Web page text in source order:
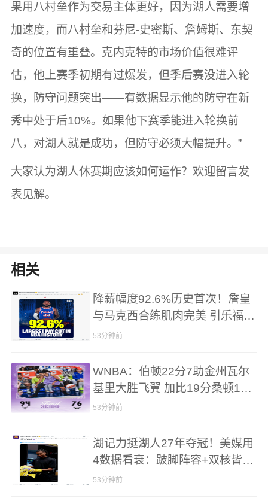
果用八村垒作为交易主体更好，因为湖人需要增
加速度，而八村垒和芬尼-史密斯、詹姆斯、东契
奇的位置有重叠。克内克特的市场价值很难评
估，他上赛季初期有过爆发，但季后赛没进入轮
换，防守问题突出——有数据显示他的防守在新
秀中处于后10%。如果他下赛季能进入轮换前
八，对湖人就是成功，但防守必须大幅提升。”
大家认为湖人休赛期应该如何运作？欢迎留言发
表见解。
相关
降薪幅度92.6%历史首次！詹皇
与马克西合练肌肉完美 引乐福需
裁1人
53分钟前
WNBA：伯顿22分7助金州瓦尔
基里大胜飞翼 加比19分桑顿11+
10撑前场
53分钟前
湖记力挺湖人27年夺冠！美媒用
4数据看衰：跛脚阵容+双核皆防
守黑洞
53分钟前